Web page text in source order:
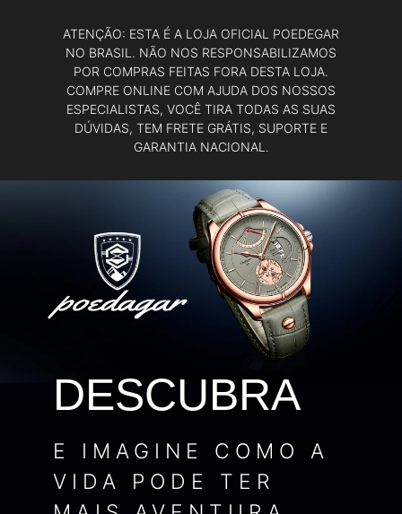
ATENÇÃO: ESTA É A LOJA OFICIAL POEDEGAR
NO BRASIL. NÃO NOS RESPONSABILIZAMOS
POR COMPRAS FEITAS FORA DESTA LOJA.
COMPRE ONLINE COM AJUDA DOS NOSSOS
ESPECIALISTAS, VOCÊ TIRA TODAS AS SUAS
DÚVIDAS, TEM FRETE GRÁTIS, SUPORTE E
GARANTIA NACIONAL.
DESCUBRA
E IMAGINE COMO A
VIDA PODE TER